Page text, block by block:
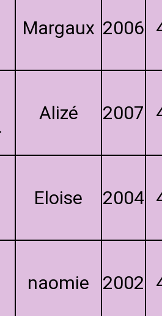
Margaux 2006
Alizé 2007
Eloise 2004
naomie 2002